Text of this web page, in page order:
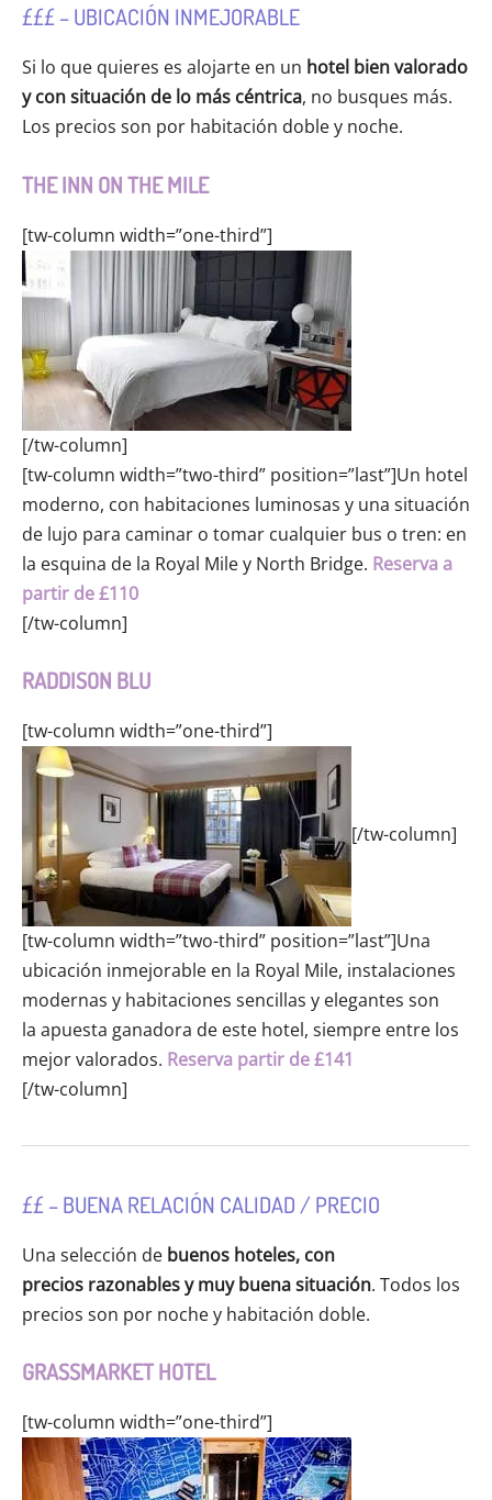
£££ – UBICACIÓN INMEJORABLE
Si lo que quieres es alojarte en un hotel bien valorado
y con situación de lo más céntrica, no busques más.
Los precios son por habitación doble y noche.
THE INN ON THE MILE
[tw-column width=”one-third”]
[/tw-column]
[tw-column width=”two-third” position=”last”]Un hotel
moderno, con habitaciones luminosas y una situación
de lujo para caminar o tomar cualquier bus o tren: en
la esquina de la Royal Mile y North Bridge. Reserva a
partir de £110
[/tw-column]
RADDISON BLU
[tw-column width=”one-third”]
[/tw-column]
[tw-column width=”two-third” position=”last”]Una
ubicación inmejorable en la Royal Mile, instalaciones
modernas y habitaciones sencillas y elegantes son
la apuesta ganadora de este hotel, siempre entre los
mejor valorados. Reserva partir de£141
[/tw-column]
££ – BUENA RELACIÓN CALIDAD / PRECIO
Una selección de buenos hoteles, con
precios razonables y muy buena situación. Todos los
precios son por noche y habitación doble.
GRASSMARKET HOTEL
[tw-column width=”one-third”]